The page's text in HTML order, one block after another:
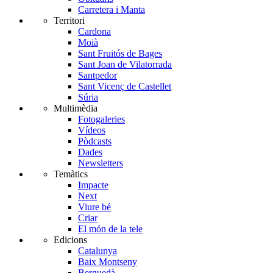
Carretera i Manta
Territori
Cardona
Moià
Sant Fruitós de Bages
Sant Joan de Vilatorrada
Santpedor
Sant Vicenç de Castellet
Súria
Multimèdia
Fotogaleries
Vídeos
Pòdcasts
Dades
Newsletters
Temàtics
Impacte
Next
Viure bé
Criar
El món de la tele
Edicions
Catalunya
Baix Montseny